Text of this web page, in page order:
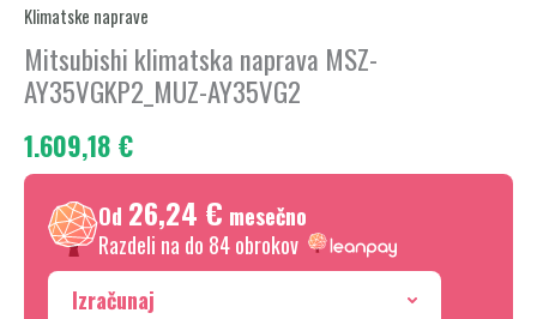
Klimatske naprave
Mitsubishi klimatska naprava MSZ-
AY35VGKP2_MUZ-AY35VG2
1.609,18 €
Od 26,24 € mesečno
Razdeli na do 84 obrokov
Izračunaj
naprava
MSZ-
AY35VGKP2_MUZ-
AY35VG2
količina